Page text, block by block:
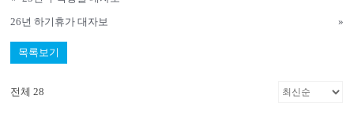
26년 하기휴가 대자보
»
목록보기
전체 28